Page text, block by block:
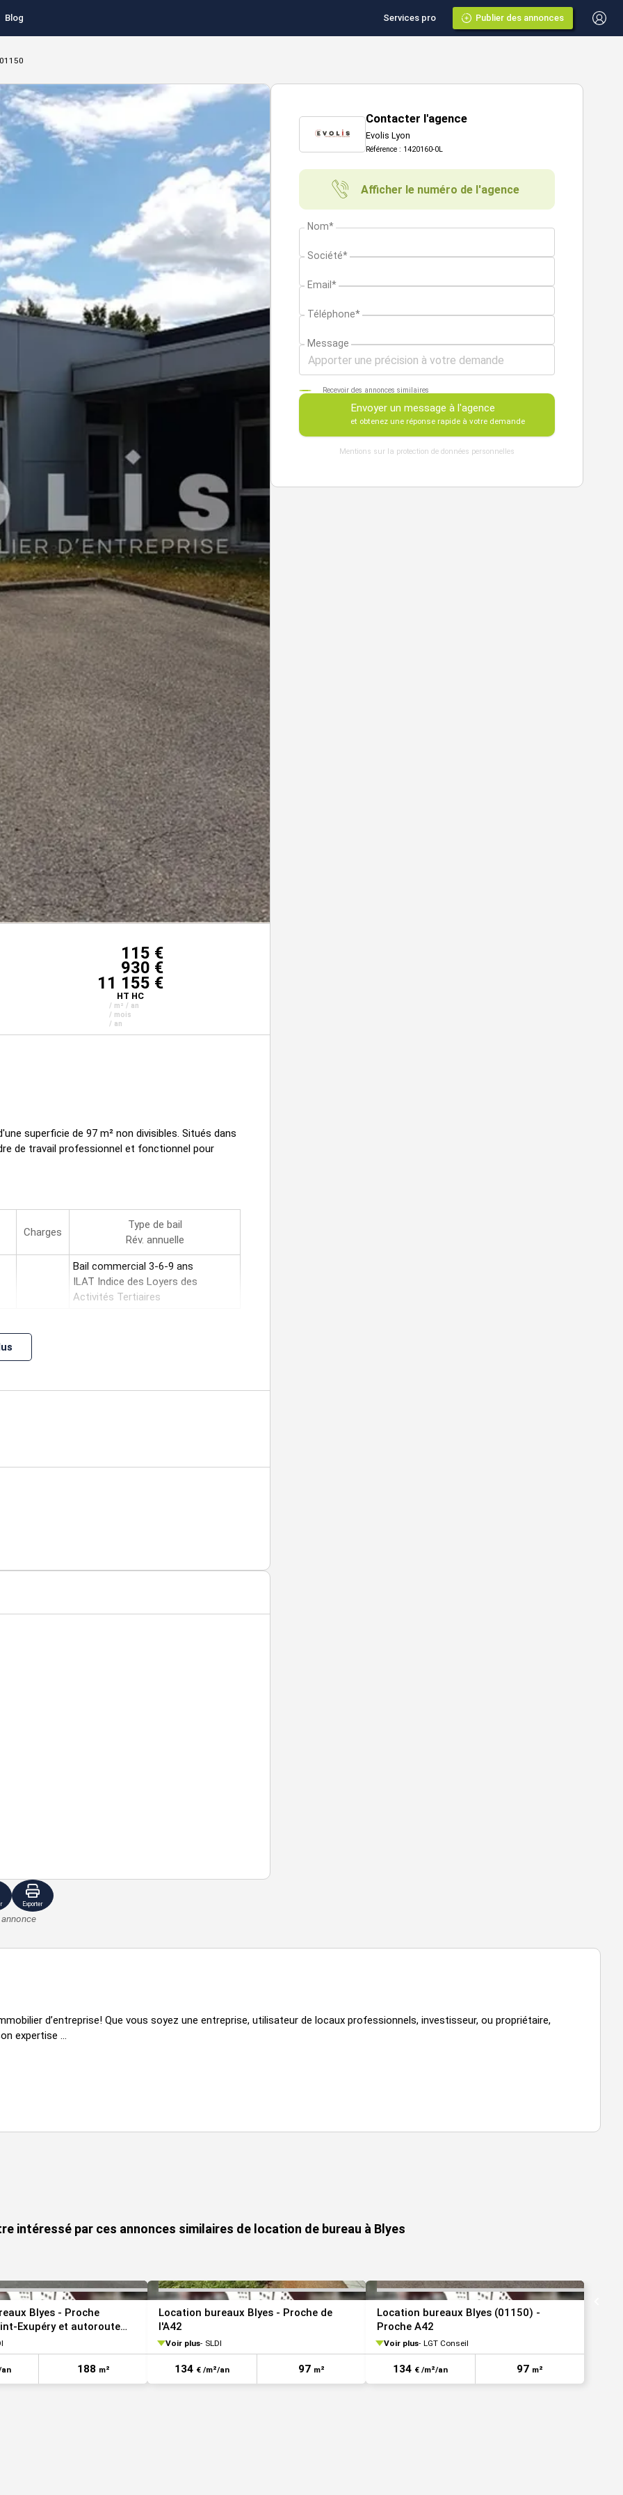
Blog Services pro Publier des annonces
115 €
930 €
11 155 €
HT HC
/ m² / an
/ mois
/ an
superficie de 97 m² non divisibles. Situés dans
de travail professionnel et fonctionnel pour
Charges
Type de bail
Rév. annuelle
Bail commercial 3-6-9 ans
ILAT Indice des Loyers des
Activités Tertiaires
sont disponibles sur le site Géorisques :
Exporter
Contacter l'agence
Evolis Lyon
Référence : 1420160-0L
Afficher le numéro de l'agence
Nom*
Société*
Email*
Téléphone*
Message
Recevoir des annonces similaires
Envoyer un message à l'agence
et obtenez une réponse rapide à votre demande
Mentions sur la protection de données personnelles
d’entreprise! Que vous soyez une entreprise, utilisateur de locaux professionnels, investisseur, ou propriétaire,
expertise ...
intéressé par ces annonces similaires de location de bureau à Blyes
Blyes - Proche
Exupéry et autoroute
an 188 m²
Location bureaux Blyes - Proche de
l'A42
Voir plus SLDI
134 € /m²/an 97 m²
Location bureaux Blyes (01150) -
Proche A42
Voir plus LGT Conseil
134 € /m²/an 97 m²